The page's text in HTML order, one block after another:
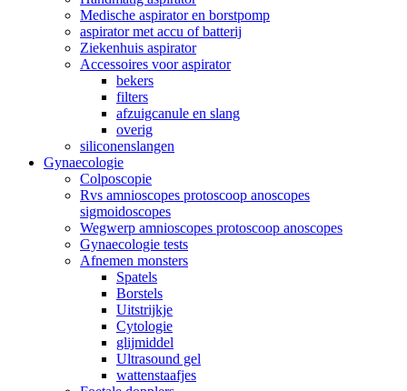
Medische aspirator en borstpomp
aspirator met accu of batterij
Ziekenhuis aspirator
Accessoires voor aspirator
bekers
filters
afzuigcanule en slang
overig
siliconenslangen
Gynaecologie
Colposcopie
Rvs amnioscopes protoscoop anoscopes
sigmoidoscopes
Wegwerp amnioscopes protoscoop anoscopes
Gynaecologie tests
Afnemen monsters
Spatels
Borstels
Uitstrijkje
Cytologie
glijmiddel
Ultrasound gel
wattenstaafjes